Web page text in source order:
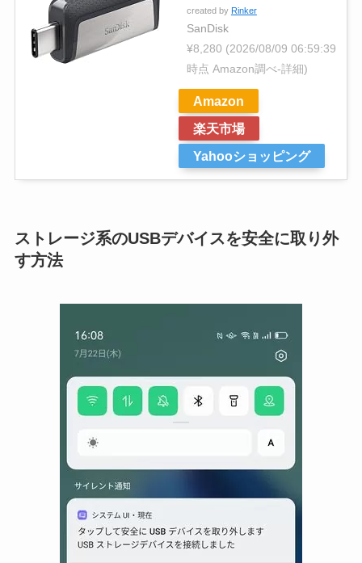
created by Rinker
SanDisk
¥8,280 (2026/08/09 06:59:39
時点 Amazon調べ-詳細)
Amazon
楽天市場
Yahooショッピング
ストレージ系のUSBデバイスを安全に取り外
す方法